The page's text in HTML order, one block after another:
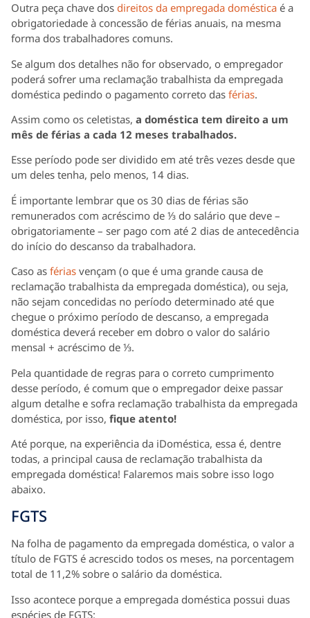
Outra peça chave dos direitos da empregada doméstica é a
obrigatoriedade à concessão de férias anuais, na mesma
forma dos trabalhadores comuns.
Se algum dos detalhes não for observado, o empregador
poderá sofrer uma reclamação trabalhista da empregada
doméstica pedindo o pagamento correto das férias.
Assim como os celetistas, a doméstica tem direito a um
mês de férias a cada 12 meses trabalhados.
Esse período pode ser dividido em até três vezes desde que
um deles tenha, pelo menos, 14 dias.
É importante lembrar que os 30 dias de férias são
remunerados com acréscimo de ⅓ do salário que deve –
obrigatoriamente – ser pago com até 2 dias de antecedência
do início do descanso da trabalhadora.
Caso as férias vençam (o que é uma grande causa de
reclamação trabalhista da empregada doméstica), ou seja,
não sejam concedidas no período determinado até que
chegue o próximo período de descanso, a empregada
doméstica deverá receber em dobro o valor do salário
mensal + acréscimo de ⅓.
Pela quantidade de regras para o correto cumprimento
desse período, é comum que o empregador deixe passar
algum detalhe e sofra reclamação trabalhista da empregada
doméstica, por isso, fique atento!
Até porque, na experiência da iDoméstica, essa é, dentre
todas, a principal causa de reclamação trabalhista da
empregada doméstica! Falaremos mais sobre isso logo
abaixo.
FGTS
Na folha de pagamento da empregada doméstica, o valor a
título de FGTS é acrescido todos os meses, na porcentagem
total de 11,2% sobre o salário da doméstica.
Isso acontece porque a empregada doméstica possui duas
espécies de FGTS: